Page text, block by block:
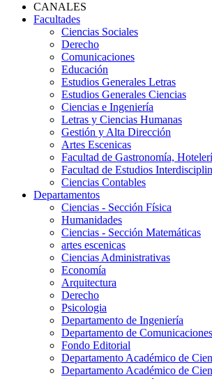
CANALES
Facultades
Ciencias Sociales
Derecho
Comunicaciones
Educación
Estudios Generales Letras
Estudios Generales Ciencias
Ciencias e Ingeniería
Letras y Ciencias Humanas
Gestión y Alta Dirección
Artes Escenicas
Facultad de Gastronomía,
Facultad de Estudios
Ciencias Contables
Departamentos
Ciencias - Sección Física
Humanidades
Ciencias - Sección Matemáticas
artes escenicas
Ciencias Administrativas
Economía
Arquitectura
Derecho
Psicologia
Departamento de Ingeniería
Departamento de Comunicaciones
Fondo Editorial
Departamento Académico de
Departamento Académico de